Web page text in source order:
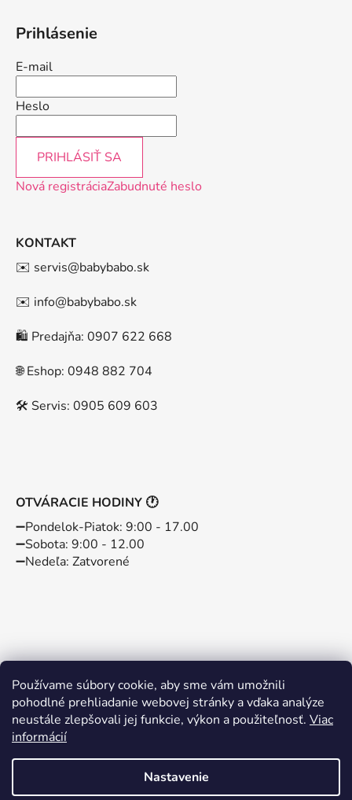
Používame súbory cookie, aby sme vám umožnili
pohodlné prehliadanie webovej stránky a vďaka analýze
neustále zlepšovali jej funkcie, výkon a použiteľnosť. Viac
informácií
Nastavenie
Prihlásenie
E-mail
Heslo
PRIHLÁSIŤ SA
Nová registráciaZabudnuté heslo
KONTAKT
✉️ servis@babybabo.sk
✉️ info@babybabo.sk
🛍️ Predajňa: 0907 622 668
🌐 Eshop: 0948 882 704
🛠️ Servis: 0905 609 603
OTVÁRACIE HODINY 🕐
➖️Pondelok-Piatok: 9:00 - 17.00
➖️Sobota: 9:00 - 12.00
➖️Nedeľa: Zatvorené
Instagram Facebook